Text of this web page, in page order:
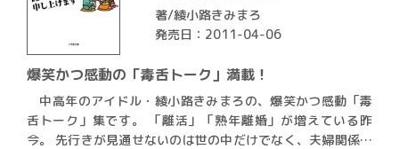
著/綾小路きみまろ
発売日：2011-04-06
爆笑かつ感動の「毒舌トーク」満載！
中高年のアイドル・綾小路きみまろの、爆笑かつ感動「毒
舌トーク」集です。 「離活」「熟年離婚」が増えている昨
今。 先行きが見通せないのは世の中だけでなく、夫婦関係も